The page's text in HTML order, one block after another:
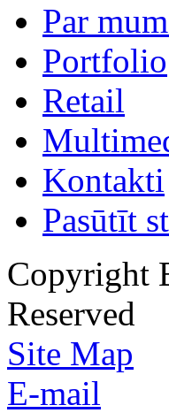
Par
Portfolio
Retail
Kontakti
Pasūtīt
Copyright
Reserved
Site Map
E-mail